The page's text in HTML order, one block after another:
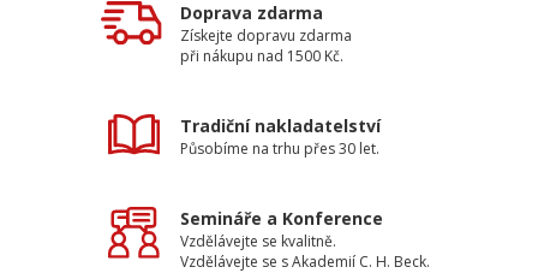
Doprava zdarma
Získejte dopravu zdarma
při nákupu nad 1500 Kč.
Tradiční nakladatelství
Působíme na trhu přes 30 let.
Semináře a Konference
Vzdělávejte se kvalitně.
Vzdělávejte se s Akademií C. H. Beck.